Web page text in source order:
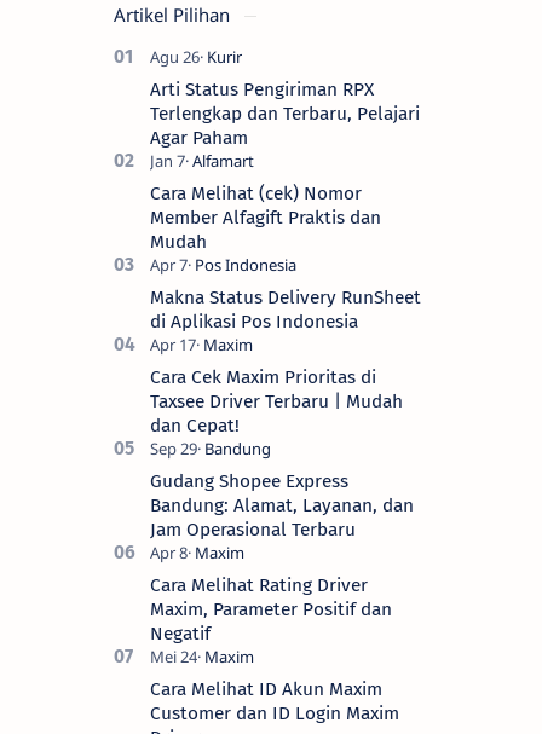
Artikel Pilihan
Arti Status Pengiriman RPX
Terlengkap dan Terbaru, Pelajari
Agar Paham
Cara Melihat (cek) Nomor
Member Alfagift Praktis dan
Mudah
Makna Status Delivery RunSheet
di Aplikasi Pos Indonesia
Cara Cek Maxim Prioritas di
Taxsee Driver Terbaru | Mudah
dan Cepat!
Gudang Shopee Express
Bandung: Alamat, Layanan, dan
Jam Operasional Terbaru
Cara Melihat Rating Driver
Maxim, Parameter Positif dan
Negatif
Cara Melihat ID Akun Maxim
Customer dan ID Login Maxim